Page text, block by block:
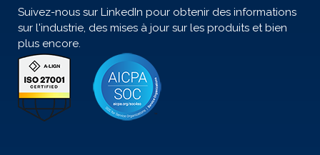
Suivez-nous sur LinkedIn pour obtenir des informations
sur l'industrie, des mises à jour sur les produits et bien
plus encore.